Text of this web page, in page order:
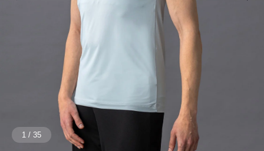
1 /35